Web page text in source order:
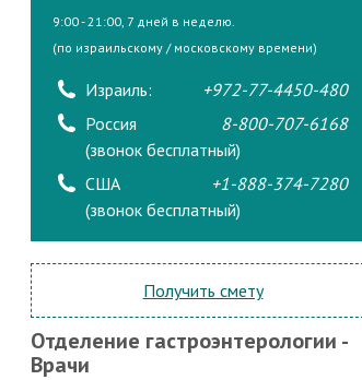
9:00 - 21:00, 7 дней в неделю.
(по израильскому / московскому времени)
Израиль:
+972-77-4450-480
Россия
(звонок бесплатный)
8-800-707-6168
США
(звонок бесплатный)
+1-888-374-7280
Получить смету
Отделение гастроэнтерологии -
Врачи